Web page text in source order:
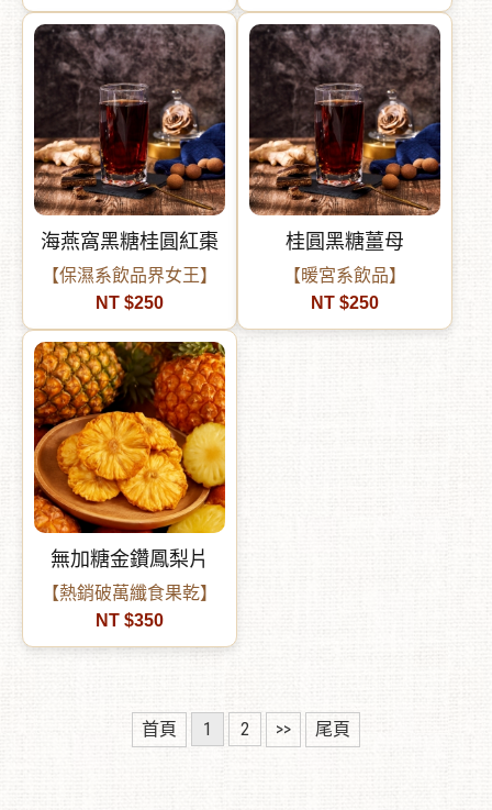
海燕窩黑糖桂圓紅棗
【保濕系飲品界女王】
NT $250
桂圓黑糖薑母
【暖宮系飲品】
NT $250
無加糖金鑽鳳梨片
【熱銷破萬纖食果乾】
NT $350
首頁 1 2 >> 尾頁